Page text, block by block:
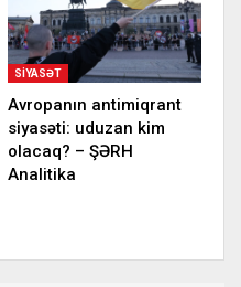
SIYASƏT
Avropanın antimiqrant
siyasəti: uduzan kim
olacaq? – ŞƏRH
Analitika